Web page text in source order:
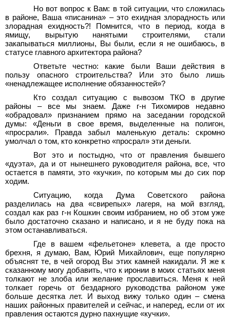
Но вот вопрос к Вам: в той ситуации, что сложилась
в районе, Ваша «писанина» – это ехидная злорадность или
злорадная ехидность?! Помнится, что в период, когда в
ямищу, вырытую нанятыми строителями, стали
закапываться миллионы, Вы были, если я не ошибаюсь, в
статусе главного архитектора района?
Ответьте честно: какие были Ваши действия в
пользу опасного строительства? Или это было лишь
«ненадлежащее исполнение обязанностей»?
Кто создал ситуацию с вывозом ТКО в другие
районы – все мы знаем. Даже г-н Тихомиров недавно
«обрадовал» признанием прямо на заседании городской
думы: «Деньги в свое время, выделенные на полигон,
«просрали». Правда забыл маленькую деталь: скромно
умолчал о том, кто конкретно «просрал» эти деньги.
Вот это и постыдно, что от правления бывшего
«дуэта», да и от нынешнего руководителя района, все, что
остается в памяти, это «кучки», по которым мы до сих пор
ходим.
Ситуацию, когда Дума Советского района
разделилась на два «свирепых» лагеря, на мой взгляд,
создал как раз г-н Кошкин своим избранием, но об этом уже
было достаточно сказано и написано, и я не буду пока на
этом останавливаться.
Где в вашем «фельетоне» клевета, а где просто
брехня, я думаю, Вам, Юрий Михайлович, еще популярно
объяснят те, в чей огород Вы этих камней накидали. Я же к
сказанному могу добавить, что к иронии в моих статьях меня
толкают не злоба или желание прославиться. Меня к ней
толкает горечь от бездарного руководства районом уже
больше десятка лет. И выход вижу только один – смена
наших районных правителей и сейчас, и наперед, если от их
правления остаются дурно пахнущие «кучки».